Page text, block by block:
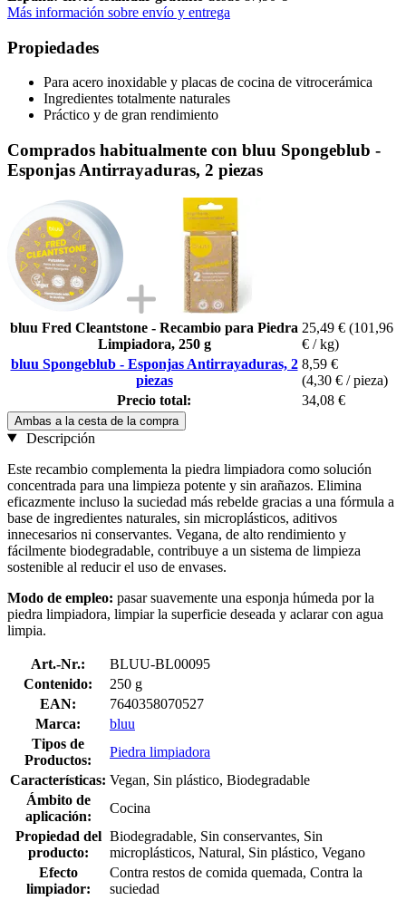
Más información sobre envío y entrega
Propiedades
Para acero inoxidable y placas de cocina de vitrocerámica
Ingredientes totalmente naturales
Práctico y de gran rendimiento
Comprados habitualmente con bluu Spongeblub -
Esponjas Antirrayaduras, 2 piezas
bluu Fred Cleantstone - Recambio para Piedra
Limpiadora, 250 g
25,49 € (101,96
€ / kg)
bluu Spongeblub - Esponjas Antirrayaduras, 2
piezas
8,59 €
(4,30 € / pieza)
Precio total:
34,08 €
Ambas a la cesta de la compra
Descripción
Este recambio complementa la piedra limpiadora como solución
concentrada para una limpieza potente y sin arañazos. Elimina
eficazmente incluso la suciedad más rebelde gracias a una fórmula a
base de ingredientes naturales, sin microplásticos, aditivos
innecesarios ni conservantes. Vegana, de alto rendimiento y
fácilmente biodegradable, contribuye a un sistema de limpieza
sostenible al reducir el uso de envases.
Modo de empleo: pasar suavemente una esponja húmeda por la
piedra limpiadora, limpiar la superficie deseada y aclarar con agua
limpia.
Art.-Nr.:
BLUU-BL00095
Contenido:
250 g
EAN:
7640358070527
Marca:
bluu
Tipos de
Productos:
Piedra limpiadora
Características: Vegan, Sin plástico, Biodegradable
Ámbito de
aplicación:
Cocina
Propiedad del
producto:
Biodegradable, Sin conservantes, Sin
microplásticos, Natural, Sin plástico, Vegano
Efecto
limpiador:
Contra restos de comida quemada, Contra la
suciedad